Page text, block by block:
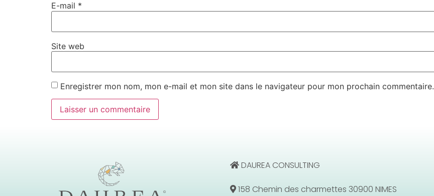
E-mail *
Site web
Enregistrer mon nom, mon e-mail et mon site dans le navigateur pour mon prochain commentaire.
DAUREA CONSULTING
158 Chemin des charmettes 30900 NIMES